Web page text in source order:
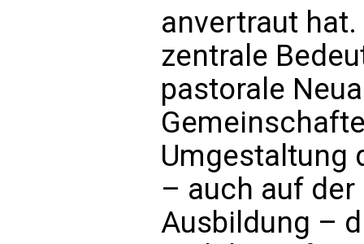
anvertraut hat.
zentrale
pastorale
Umgestaltung
– auch auf
Ausbildung –